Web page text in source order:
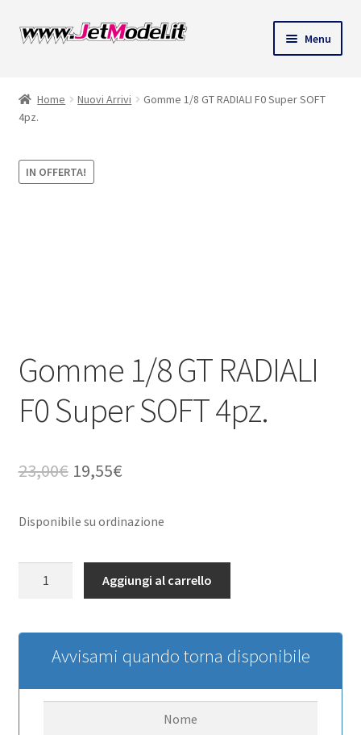
Vai
alla
Vai
Menu
Home Nuovi Arrivi
Gomme 1/8 GT RADIALI F0 Super SOFT
4pz.
IN OFFERTA!
Gomme 1/8 GT RADIALI
F0 Super SOFT 4pz.
23,00€ Il
originale
era:
23,00€.
19,55€Il
attuale
è:
19,55€.
Disponibile su ordinazione
RADIALI
SOFT
Aggiungi al carrello
Avvisami quando torna disponibile